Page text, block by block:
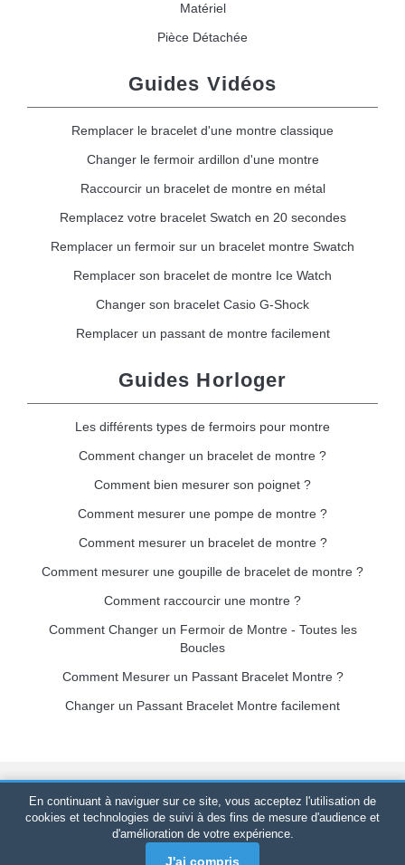
Matériel
Pièce Détachée
Guides Vidéos
Remplacer le bracelet d'une montre classique
Changer le fermoir ardillon d'une montre
Raccourcir un bracelet de montre en métal
Remplacez votre bracelet Swatch en 20 secondes
Remplacer un fermoir sur un bracelet montre Swatch
Remplacer son bracelet de montre Ice Watch
Changer son bracelet Casio G-Shock
Remplacer un passant de montre facilement
Guides Horloger
Les différents types de fermoirs pour montre
Comment changer un bracelet de montre ?
Comment bien mesurer son poignet ?
Comment mesurer une pompe de montre ?
Comment mesurer un bracelet de montre ?
Comment mesurer une goupille de bracelet de montre ?
Comment raccourcir une montre ?
Comment Changer un Fermoir de Montre - Toutes les
Boucles
Comment Mesurer un Passant Bracelet Montre ?
Changer un Passant Bracelet Montre facilement
Bracelet-de-montre.com© 2026Tous droits réservés-SIRET
520 247 727 000 57 -Plateforme Juridique : BP 20075 - 31121
PORTET PDC - France Métropolitaine-Vente en ligne
uniquement
En continuant à naviguer sur ce site, vous acceptez l'utilisation de
cookies et technologies de suivi à des fins de mesure d'audience et
d'amélioration de votre expérience.
J'ai compris